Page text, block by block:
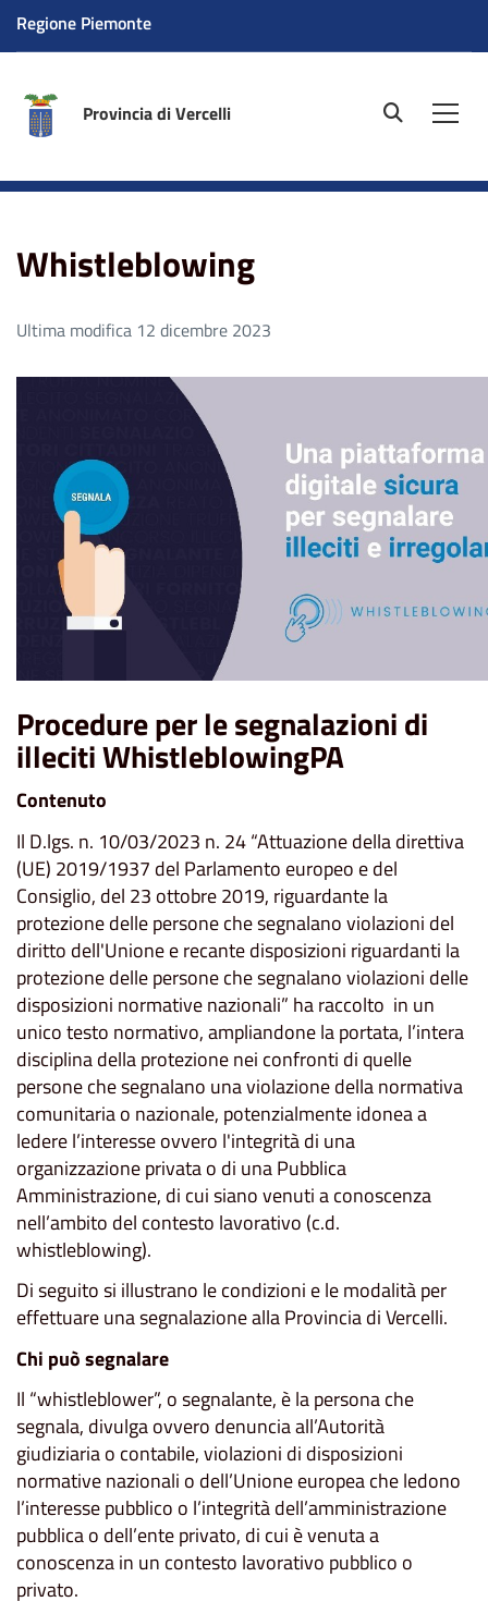
Regione Piemonte
Provincia di Vercelli site.searc
Home Aree tematiche Whistleblowing
Whistleblowing
Ultima modifica 12 dicembre 2023
Procedure per le segnalazioni di
illeciti WhistleblowingPA
Contenuto
Il D.lgs. n. 10/03/2023 n. 24 “Attuazione della direttiva
(UE) 2019/1937 del Parlamento europeo e del
Consiglio, del 23 ottobre 2019, riguardante la
protezione delle persone che segnalano violazioni del
diritto dell'Unione e recante disposizioni riguardanti la
protezione delle persone che segnalano violazioni delle
disposizioni normative nazionali” ha raccolto in un
unico testo normativo, ampliandone la portata, l’intera
disciplina della protezione nei confronti di quelle
persone che segnalano una violazione della normativa
comunitaria o nazionale, potenzialmente idonea a
ledere l’interesse ovvero l'integrità di una
organizzazione privata o di una Pubblica
Amministrazione, di cui siano venuti a conoscenza
nell’ambito del contesto lavorativo (c.d.
whistleblowing).
Di seguito si illustrano le condizioni e le modalità per
effettuare una segnalazione alla Provincia di Vercelli.
Chi può segnalare
Il “whistleblower”, o segnalante, è la persona che
segnala, divulga ovvero denuncia all’Autorità
giudiziaria o contabile, violazioni di disposizioni
normative nazionali o dell’Unione europea che ledono
l’interesse pubblico o l’integrità dell’amministrazione
pubblica o dell’ente privato, di cui è venuta a
conoscenza in un contesto lavorativo pubblico o
privato.